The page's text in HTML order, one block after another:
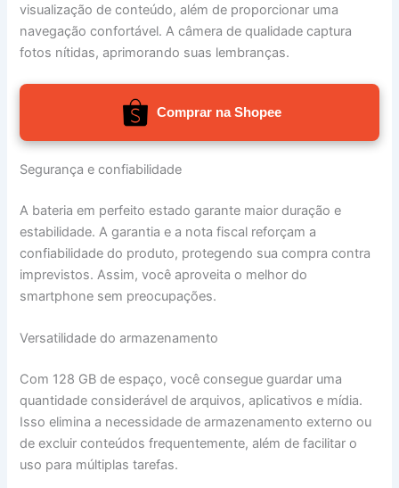
visualização de conteúdo, além de proporcionar uma
navegação confortável. A câmera de qualidade captura
fotos nítidas, aprimorando suas lembranças.
Comprar na Shopee
Segurança e confiabilidade
A bateria em perfeito estado garante maior duração e
estabilidade. A garantia e a nota fiscal reforçam a
confiabilidade do produto, protegendo sua compra contra
imprevistos. Assim, você aproveita o melhor do
smartphone sem preocupações.
Versatilidade do armazenamento
Com 128 GB de espaço, você consegue guardar uma
quantidade considerável de arquivos, aplicativos e mídia.
Isso elimina a necessidade de armazenamento externo ou
de excluir conteúdos frequentemente, além de facilitar o
uso para múltiplas tarefas.